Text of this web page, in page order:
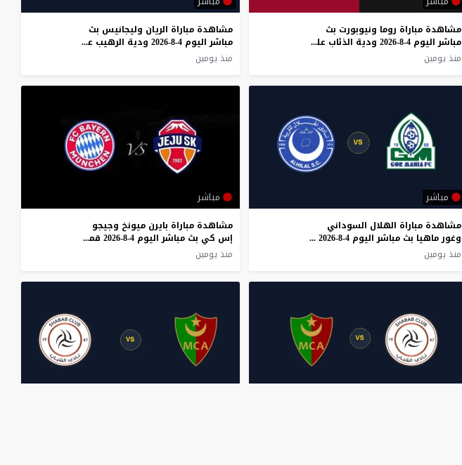
مشاهدة مباراة روما ونيوبورت بث
مباشر اليوم 4-8-2026 ودية الذئاب على رودني باريد
منذ يومين
مشاهدة مباراة الريان وليجانيس بث
مباشر اليوم 4-8-2026 ودية الرهيب على منشأة بوتاركي الرياضية
منذ يومين
مباشر
مشاهدة مباراة الهلال السوداني
وغور ماهيا بث مباشر اليوم 4-8-2026 نصف نهائي بطولة سيكافا
منذ يومين
مباشر
مشاهدة مباراة بايرن ميونخ وجيجو
إس كي بث مباشر اليوم 4-8-2026 قمة ملعب جيجو كأس العالم
منذ يومين